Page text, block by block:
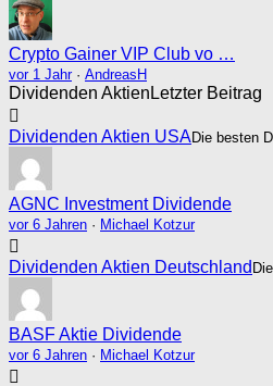
Crypto Gainer VIP Club vo …
vor 1 Jahr· AndreasH
Dividenden Aktien Letzter Beitrag
Dividenden Aktien USADie besten
AGNC Investment Dividende
vor 6 Jahren · Michael Kotzur
Dividenden Aktien Deutschland
BASF Aktie Dividende
vor 6 Jahren · Michael Kotzur